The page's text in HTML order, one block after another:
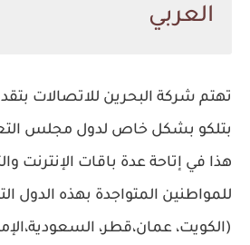
العربي
تهتم شركة البحرين للاتصالات
بتلكو بشكل خاص لدول مجلس
هذا في إتاحة عدة باقات الإنترنت
للمواطنين المتواجدة بهذه الدول
(الكويت، عمان،قطر،